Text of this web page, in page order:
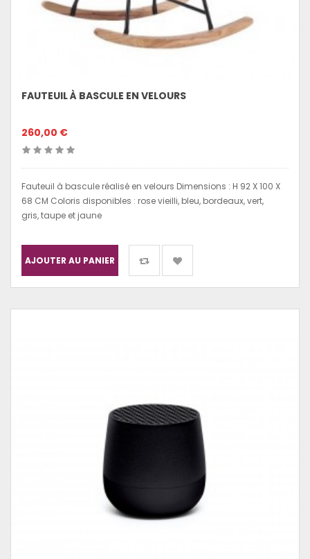
FAUTEUIL À BASCULE EN VELOURS
260,00 €
Fauteuil à bascule réalisé en velours Dimensions : H 92 X 100 X
68 CM Coloris disponibles : rose vieilli, bleu, bordeaux, vert,
gris, taupe et jaune
AJOUTER AU PANIER